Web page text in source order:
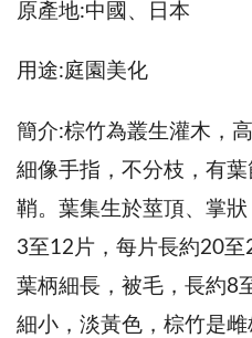
原產地:中國、日本
用途:庭園美化
簡介:棕竹為叢生灌木，
細像手指，不分枝，有
鞘。葉集生於莖頂、掌
3至12片，每片長約20至
葉柄細長，被毛，長約8
細小，淡黃色，棕竹是